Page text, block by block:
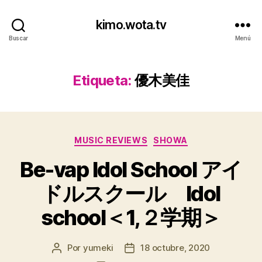
Buscar
kimo.wota.tv
Menú
Etiqueta: 優木美佳
Categorías
MUSIC REVIEWS SHOWA
Be-vap Idol School アイ
ドルスクール Idol
school＜1,２学期＞
Autor
Por yumeki
Fecha18 octubre, 2020